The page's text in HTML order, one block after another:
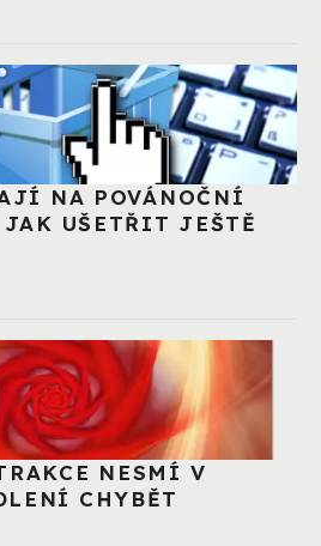
NA POVÁNOČNÍ
UŠETŘIT JEŠTĚ
NESMÍ V
CHYBĚT